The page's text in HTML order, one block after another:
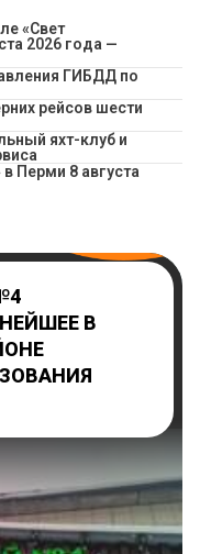
«Свет
2026 года —
ГИБДД по
рейсов шести
яхт-клуб и
Перми 8 августа
В